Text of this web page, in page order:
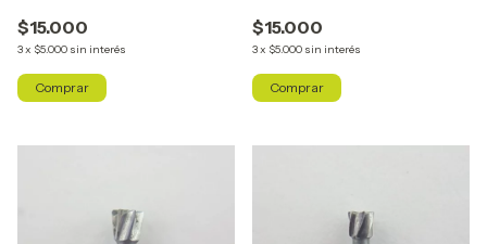
$15.000
3x $5.000 sin interés
$15.000
3x $5.000 sin interés